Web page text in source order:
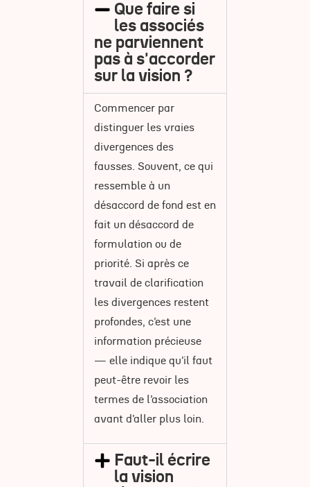
Que faire si
les associés
ne parviennent
pas à s'accorder
sur la vision ?
Commencer par
distinguer les vraies
divergences des
fausses. Souvent, ce qui
ressemble à un
désaccord de fond est en
fait un désaccord de
formulation ou de
priorité. Si après ce
travail de clarification
les divergences restent
profondes, c’est une
information précieuse
— elle indique qu’il faut
peut-être revoir les
termes de l’association
avant d’aller plus loin.
Faut-il écrire
la vision